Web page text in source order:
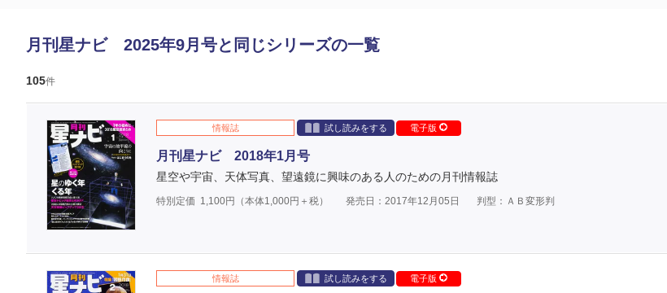
月刊星ナビ 2025年9月号と同じシリーズの一覧
105件
情報誌 試し読みをする 電子版
月刊星ナビ 2018年1月号
星空や宇宙、天体写真、望遠鏡に興味のある人のための月刊情報誌
特別定価 1,100円（本体1,000円＋税） 発売日：2017年12月05日 判型：ＡＢ変形判
情報誌 試し読みをする 電子版